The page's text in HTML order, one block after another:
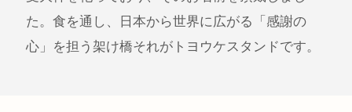
た。食を通し、日本から世界に広がる「感謝の
心」を担う架け橋それがトヨウケスタンドです。